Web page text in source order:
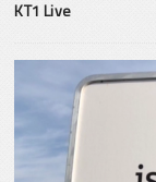
KT1 Live